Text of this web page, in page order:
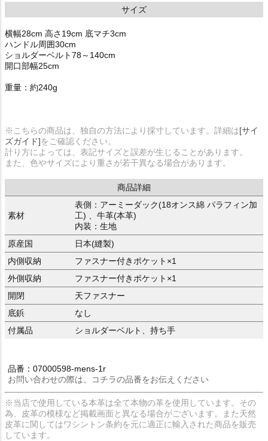
サイズ
横幅28cm 高さ19cm 底マチ3cm
ハンドル周囲30cm
ショルダーベルト78～140cm
開口部幅25cm
重量：約240g
※こちらの商品は、独自の方法により採寸しています。詳細は[サイ
ズガイド]をご確認ください。
計り方によっては、表記サイズと誤差が生じることがあります。
また、色やサイズにより重さが若干異なる場合があります。
商品詳細
素材
表側：アーミーダック(18オンス綿 パラフィン加
工) 、牛革(本革)
内装：生地
原産国
日本(縫製)
内側収納
ファスナー付きポケット×1
外側収納
ファスナー付きポケット×1
開閉
天ファスナー
底鋲
なし
付属品
ショルダーベルト、持ち手
品番：07000598-mens-1r
お問い合わせの際は、コチラの品番をお伝えください
※当店で使用している本革は全て本物の革を使用しています。その
為、皮革の模様など掲載画面と異なる場合がございます。また天然
皮革に関してはワシントン条約を元に適正に輸入された商品を販売
しています。